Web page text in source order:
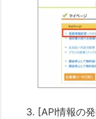
[API情報の